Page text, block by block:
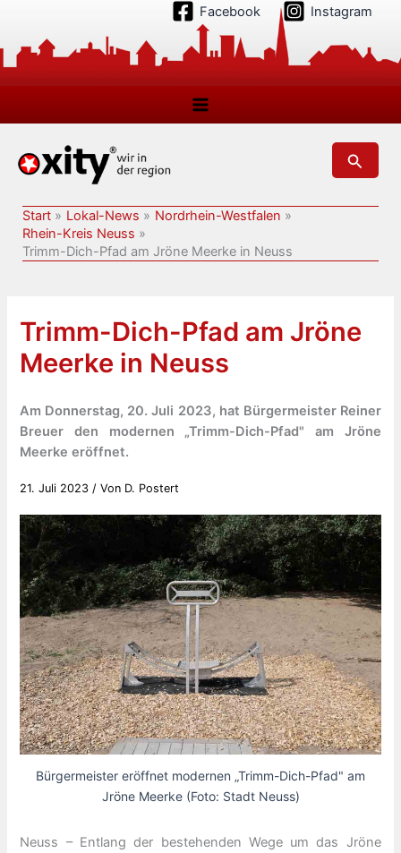
springen
Facebook Instagram
Suchen
Start Lokal-News
Nordrhein-Westfalen
Rhein-Kreis Neuss
Trimm-Dich-Pfad am Jröne Meerke in Neuss
Trimm-Dich-Pfad am Jröne
Meerke in Neuss
Am Donnerstag, 20. Juli 2023, hat Bürgermeister Reiner
Breuer den modernen „Trimm-Dich-Pfad" am Jröne
Meerke eröffnet.
21. Juli 2023 / Von D. Postert
Bürgermeister eröffnet modernen „Trimm-Dich-Pfad" am
Jröne Meerke (Foto: Stadt Neuss)
Neuss – Entlang der bestehenden Wege um das Jröne